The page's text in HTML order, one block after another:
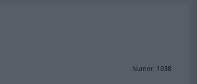
Numer: 1038